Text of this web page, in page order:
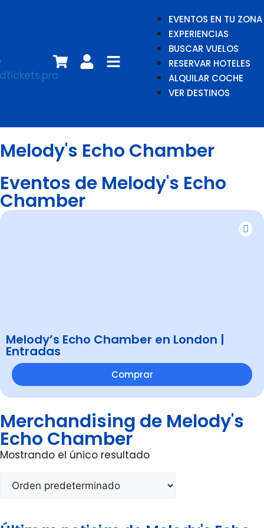
EVENTOS EN TU ZONA
EXPERIENCIAS
BUSCAR VUELOS
RESERVAR HOTELES
ALQUILAR COCHE
VER DESTINOS
Melody's Echo Chamber
Eventos de Melody's Echo
Chamber
Melody’s Echo Chamber en London |
Entradas
Comprar
Merchandising de Melody's
Echo Chamber
Mostrando el único resultado